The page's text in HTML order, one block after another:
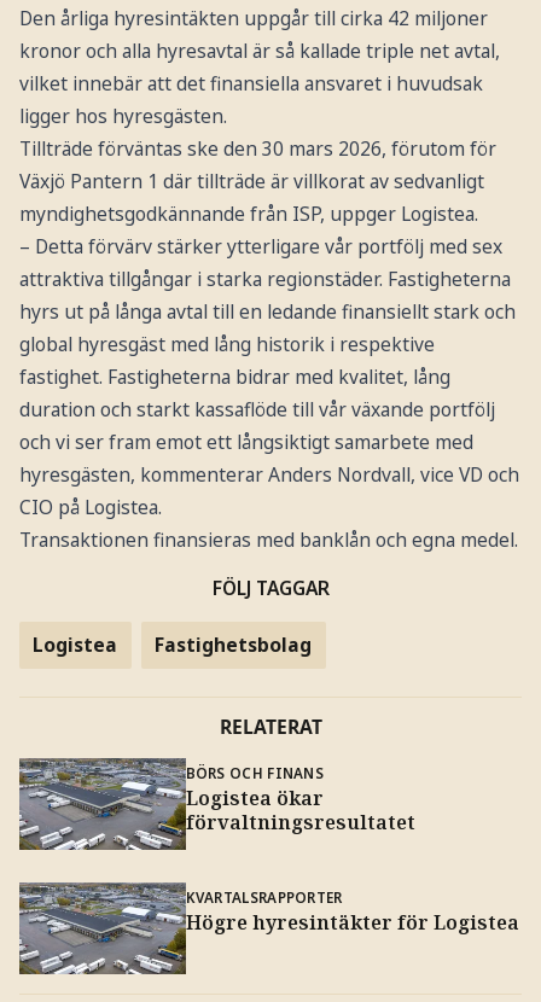
Den årliga hyresintäkten uppgår till cirka 42 miljoner
kronor och alla hyresavtal är så kallade triple net avtal,
vilket innebär att det finansiella ansvaret i huvudsak
ligger hos hyresgästen.
Tillträde förväntas ske den 30 mars 2026, förutom för
Växjö Pantern 1 där tillträde är villkorat av sedvanligt
myndighetsgodkännande från ISP, uppger Logistea.
– Detta förvärv stärker ytterligare vår portfölj med sex
attraktiva tillgångar i starka regionstäder. Fastigheterna
hyrs ut på långa avtal till en ledande finansiellt stark och
global hyresgäst med lång historik i respektive
fastighet. Fastigheterna bidrar med kvalitet, lång
duration och starkt kassaflöde till vår växande portfölj
och vi ser fram emot ett långsiktigt samarbete med
hyresgästen, kommenterar Anders Nordvall, vice VD och
CIO på Logistea.
Transaktionen finansieras med banklån och egna medel.
FÖLJ TAGGAR
Logistea Fastighetsbolag
RELATERAT
BÖRS OCH FINANS
Logistea ökar
förvaltningsresultatet
KVARTALSRAPPORTER
Högre hyresintäkter för Logistea